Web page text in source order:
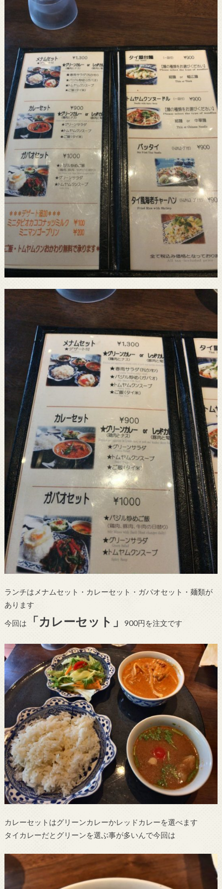
ランチはメナムセット・カレーセット・ガパオセット・麺類が
あります
今回は 「カレーセット」 900円を注文です
カレーセットはグリーンカレーかレッドカレーを選べます
タイカレーだとグリーンを選ぶ事が多いんで今回は